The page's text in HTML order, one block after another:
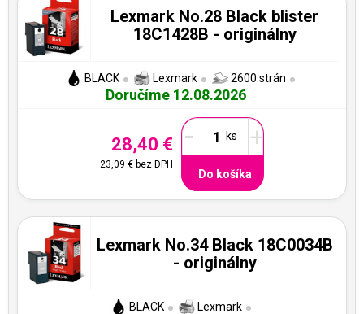
Lexmark No.28 Black blister
18C1428B - originálny
BLACK Lexmark 2600 strán
Doručíme 12.08.2026
28,40 €
23,09 € bez DPH
- +
Do košíka
Lexmark No.34 Black 18C0034B
- originálny
BLACK Lexmark